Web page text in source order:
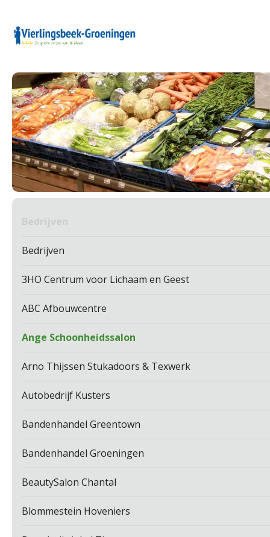
Bedrijven
Bedrijven
3HO Centrum voor Lichaam en Geest
ABC Afbouwcentre
Ange Schoonheidssalon
Arno Thijssen Stukadoors & Texwerk
Autobedrijf Kusters
Bandenhandel Greentown
Bandenhandel Groeningen
BeautySalon Chantal
Blommestein Hoveniers